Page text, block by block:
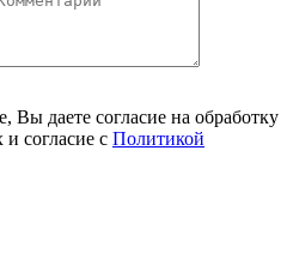
даете согласие на обработку
согласие с Политикой